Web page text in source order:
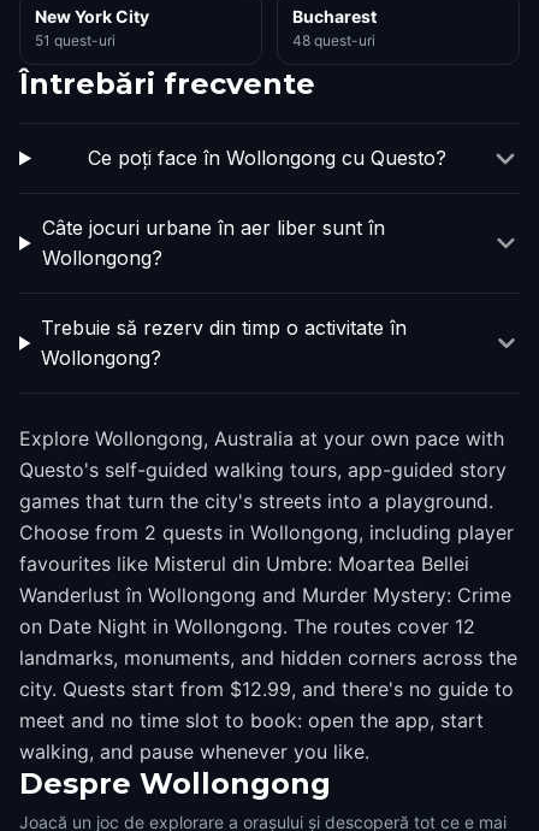
New York City
51 quest-uri
Bucharest
48 quest-uri
Întrebări frecvente
Ce poți face în Wollongong cu Questo?
Câte jocuri urbane în aer liber sunt în
Wollongong?
Trebuie să rezerv din timp o activitate în
Wollongong?
Explore Wollongong, Australia at your own pace with
Questo's self-guided walking tours, app-guided story
games that turn the city's streets into a playground.
Choose from 2 quests in Wollongong, including player
favourites like Misterul din Umbre: Moartea Bellei
Wanderlust în Wollongong and Murder Mystery: Crime
on Date Night in Wollongong. The routes cover 12
landmarks, monuments, and hidden corners across the
city. Quests start from $12.99, and there's no guide to
meet and no time slot to book: open the app, start
walking, and pause whenever you like.
Despre Wollongong
Joacă un joc de explorare a orașului și descoperă tot ce e mai